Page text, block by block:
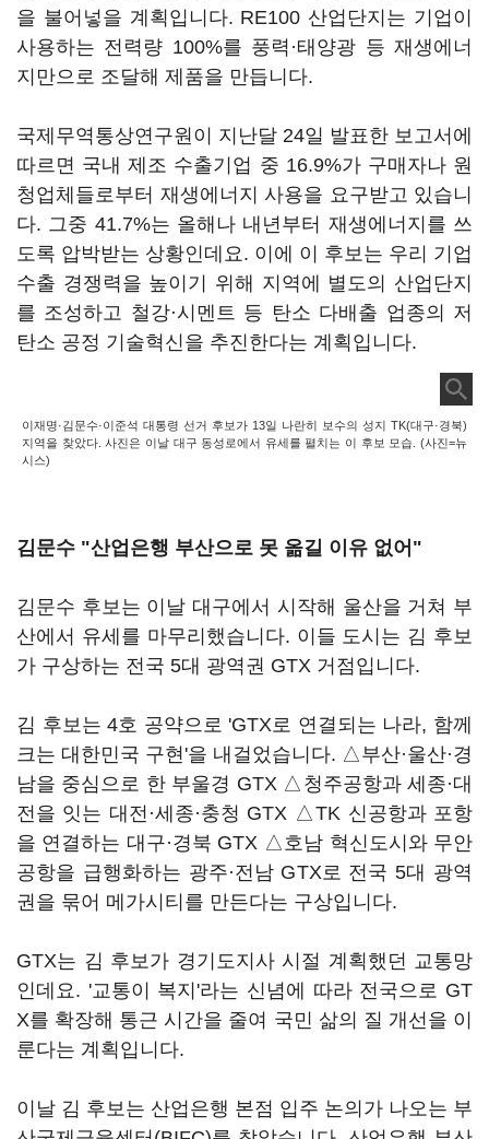
을 불어넣을 계획입니다. RE100 산업단지는 기업이
사용하는 전력량 100%를 풍력·태양광 등 재생에너
지만으로 조달해 제품을 만듭니다.
국제무역통상연구원이 지난달 24일 발표한 보고서에
따르면 국내 제조 수출기업 중 16.9%가 구매자나 원
청업체들로부터 재생에너지 사용을 요구받고 있습니
다. 그중 41.7%는 올해나 내년부터 재생에너지를 쓰
도록 압박받는 상황인데요. 이에 이 후보는 우리 기업
수출 경쟁력을 높이기 위해 지역에 별도의 산업단지
를 조성하고 철강·시멘트 등 탄소 다배출 업종의 저
탄소 공정 기술혁신을 추진한다는 계획입니다.
이재명·김문수·이준석 대통령 선거 후보가 13일 나란히 보수의 성지 TK(대구·경북)
지역을 찾았다. 사진은 이날 대구 동성로에서 유세를 펼치는 이 후보 모습. (사진=뉴
시스)
김문수 "산업은행 부산으로 못 옮길 이유 없어"
김문수 후보는 이날 대구에서 시작해 울산을 거쳐 부
산에서 유세를 마무리했습니다. 이들 도시는 김 후보
가 구상하는 전국 5대 광역권 GTX 거점입니다.
김 후보는 4호 공약으로 'GTX로 연결되는 나라, 함께
크는 대한민국 구현'을 내걸었습니다. △부산·울산·경
남을 중심으로 한 부울경 GTX △청주공항과 세종·대
전을 잇는 대전·세종·충청 GTX △TK 신공항과 포항
을 연결하는 대구·경북 GTX △호남 혁신도시와 무안
공항을 급행화하는 광주·전남 GTX로 전국 5대 광역
권을 묶어 메가시티를 만든다는 구상입니다.
GTX는 김 후보가 경기도지사 시절 계획했던 교통망
인데요. '교통이 복지'라는 신념에 따라 전국으로 GT
X를 확장해 통근 시간을 줄여 국민 삶의 질 개선을 이
룬다는 계획입니다.
이날 김 후보는 산업은행 본점 입주 논의가 나오는 부